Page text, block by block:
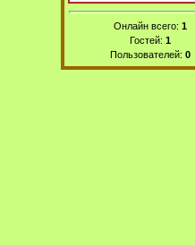
Онлайн всего: 1
Гостей: 1
Пользователей: 0